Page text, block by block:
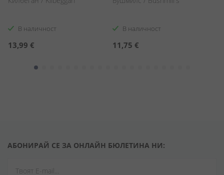
В наличност
13,99 €
В наличност
11,75 €
АБОНИРАЙ СЕ ЗА ОНЛАЙН БЮЛЕТИНА НИ: